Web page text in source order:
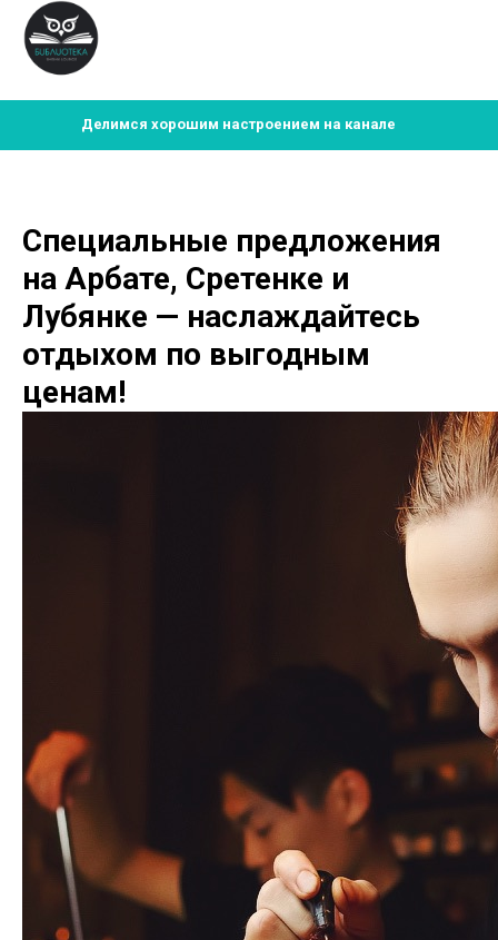
Делимся хорошим настроением на канале
Специальные предложения
на Арбате, Сретенке и
Лубянке — наслаждайтесь
отдыхом по выгодным
ценам!